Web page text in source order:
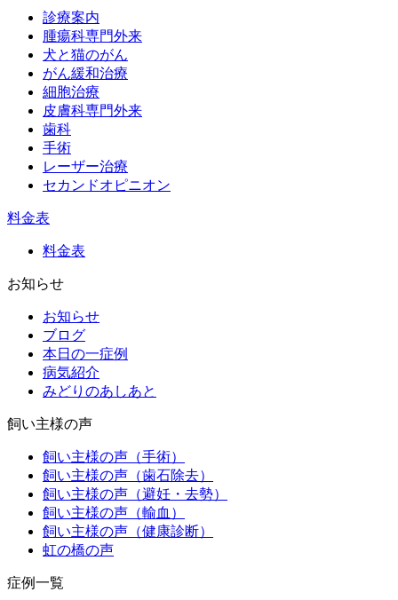
診療案内
腫瘍科専門外来
犬と猫のがん
がん緩和治療
細胞治療
皮膚科専門外来
歯科
手術
レーザー治療
セカンドオピニオン
料金表
料金表
お知らせ
お知らせ
ブログ
本日の一症例
病気紹介
みどりのあしあと
飼い主様の声
飼い主様の声（手術）
飼い主様の声（歯石除去）
飼い主様の声（避妊・去勢）
飼い主様の声（輸血）
飼い主様の声（健康診断）
虹の橋の声
症例一覧